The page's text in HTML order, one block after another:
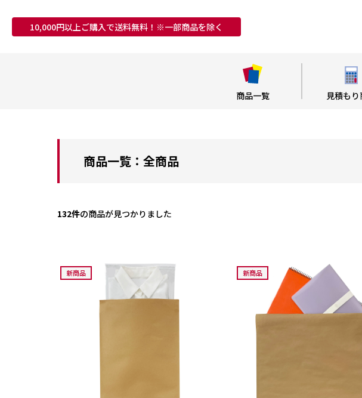
10,000円以上ご購入で送料無料！※一部商品を除く
商品一覧 見積もり
商品一覧：全商品
132件の商品が見つかりました
新商品 新商品